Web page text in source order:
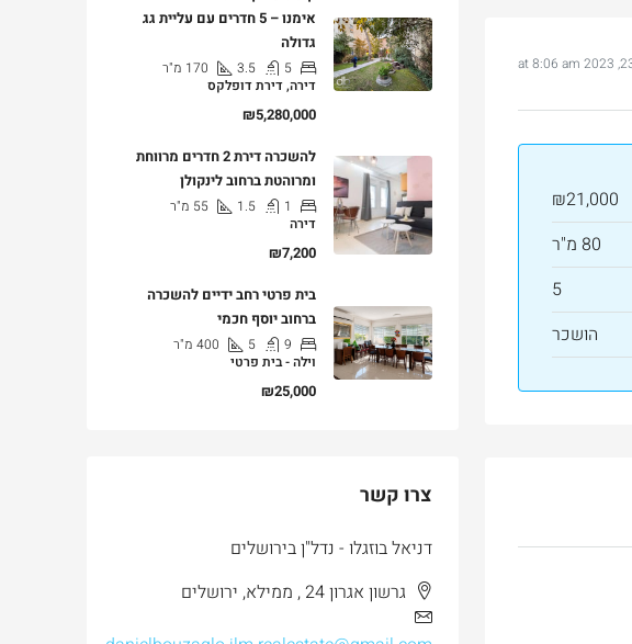
₪21,000
80 מ"ר
5
הושכר
אימנו – 5 חדרים עם עליית גג
גדולה
5
3.5
170 מ"ר
דירה, דירת דופלקס
₪5,280,000
להשכרה דירת 2 חדרים מרווחת
ומרוהטת ברחוב לינקולן
1
1.5
55 מ"ר
דירה
₪7,200
בית פרטי רחב ידיים להשכרה
ברחוב יוסף חכמי
9
5
400 מ"ר
וילה - בית פרטי
₪25,000
צרו קשר
דניאל בוזגלו - נדל"ן בירושלים
גרשון אגרון 24 , ממילא, ירושלים